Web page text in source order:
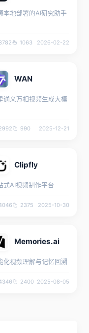
本地部署的AI研究助手
1063 2026-02-22
WAN
通义万相视频生成大模
990 2025-12-21
Clipfly
式AI视频制作平台
2375 2025-10-30
Memories.ai
化视频理解与记忆回溯
2400 2025-08-05